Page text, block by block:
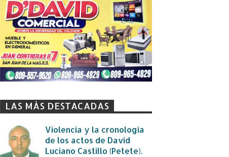
LAS MÁS DESTACADAS
Violencia y la cronología
de los actos de David
Luciano Castillo (Petete).